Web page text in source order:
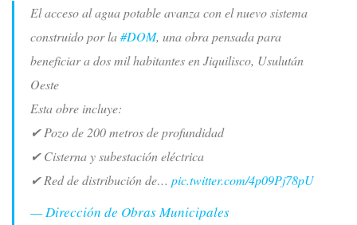
El acceso al agua potable avanza con el nuevo sistema
construido por la#DOM, una obra pensada para
beneficiar a dos mil habitantes en Jiquilisco, Usulután
Oeste
Esta obre incluye:
✔ Pozo de 200 metros de profundidad
✔ Cisterna y subestación eléctrica
✔ Red de distribución de… pic.twitter.com/4p09Pj78pU
— Dirección de Obras Municipales